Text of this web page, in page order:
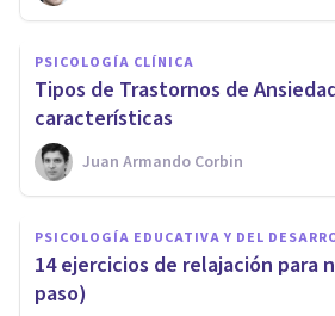
PSICOLOGÍA CLÍNICA
Tipos de Trastornos de
características
Juan Armando Corbin
PSICOLOGÍA EDUCATIVA Y DEL
14 ejercicios de relajación para
paso)